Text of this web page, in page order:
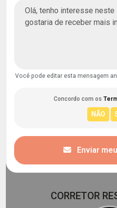
Você pode editar esta mensagem
Concordo com os
Enviar
CORRETOR